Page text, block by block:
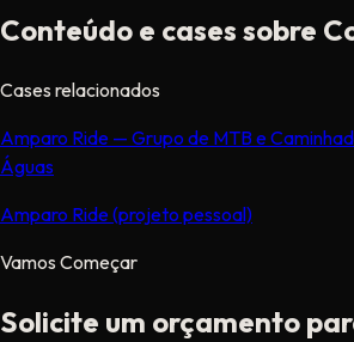
Conteúdo e cases sobre
Cases relacionados
Amparo Ride — Grupo de MTB e
Águas
Amparo Ride (projeto pessoal)
Vamos Começar
Solicite um orçamento